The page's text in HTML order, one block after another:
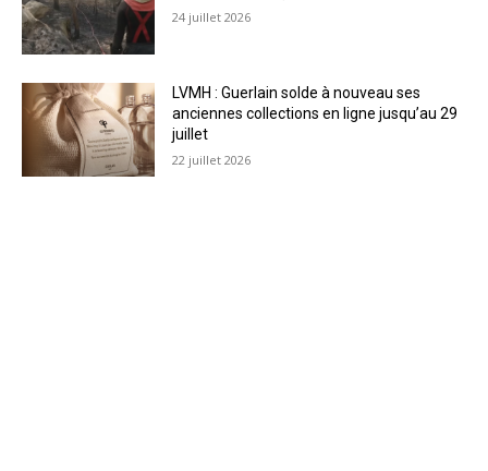
24 juillet 2026
LVMH : Guerlain solde à nouveau ses
anciennes collections en ligne jusqu’au 29
juillet
22 juillet 2026